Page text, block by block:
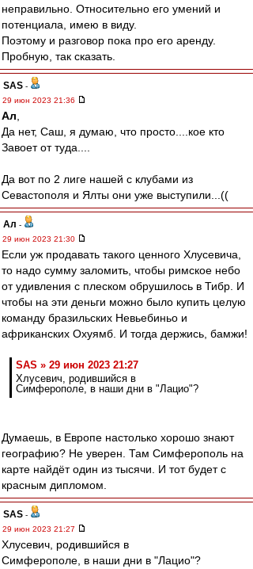
неправильно. Относительно его умений и
потенциала, имею в виду.
Поэтому и разговор пока про его аренду.
Пробную, так сказать.
SAS -
29 июн 2023 21:36
Ал
Да нет, Саш, я думаю, что просто....кое кто
Завоет от туда....
Да вот по 2 лиге нашей с клубами из
Севастополя и Ялты они уже выступили...((
Ал -
29 июн 2023 21:30
Если уж продавать такого ценного Хлусевича,
то надо сумму заломить, чтобы римское небо
от удивления с плеском обрушилось в Тибр. И
чтобы на эти деньги можно было купить целую
команду бразильских Невьебиньо и
африканских Охуямб. И тогда держись, бамжи!
SAS » 29 июн 2023 21:27
Хлусевич, родившийся в
Симферополе, в наши дни в "Лацио"?
Думаешь, в Европе настолько хорошо знают
географию? Не уверен. Там Симферополь на
карте найдёт один из тысячи. И тот будет с
красным дипломом.
SAS -
29 июн 2023 21:27
Хлусевич, родившийся в
Симферополе, в наши дни в "Лацио"?